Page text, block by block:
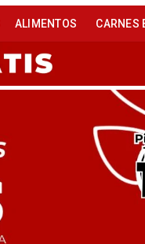
ALIMENTOS CARNES